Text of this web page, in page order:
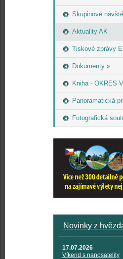
Skupinové
Aktuality AK
Tiskové zprávy
Dokumenty »
Kniha - OKRES
Panoramatická
Fotografická
Novinky z
17.07.2026
Víkend s nanosatelity